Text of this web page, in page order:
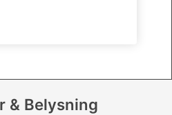
& Belysning